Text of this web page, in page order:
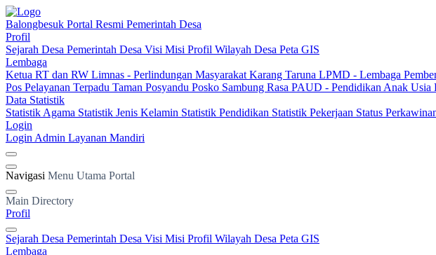
Balongbesuk Portal Resmi Pemerintah Desa
Profil
Sejarah Desa Pemerintah Desa Visi Misi Profil Wilayah Desa Peta GIS
Lembaga
Ketua RT dan RW Limnas - Perlindungan Masyarakat Karang Taruna LPMD - Lembaga
Pos Pelayanan Terpadu Taman Posyandu Posko Sambung Rasa PAUD - Pendidikan Anak Usia
Data Statistik
Statistik Agama Statistik Jenis Kelamin Statistik Pendidikan Statistik Pekerjaan Status
Login
Login Admin Layanan Mandiri
Navigasi Menu Utama Portal
Main Directory
Profil
Sejarah Desa Pemerintah Desa Visi Misi Profil Wilayah Desa Peta GIS
Lembaga